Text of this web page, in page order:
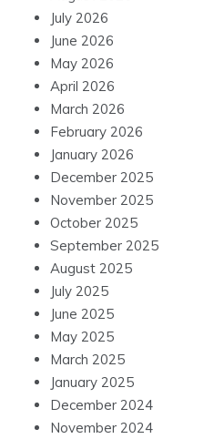
July 2026
June 2026
May 2026
April 2026
March 2026
February 2026
January 2026
December 2025
November 2025
October 2025
September 2025
August 2025
July 2025
June 2025
May 2025
March 2025
January 2025
December 2024
November 2024